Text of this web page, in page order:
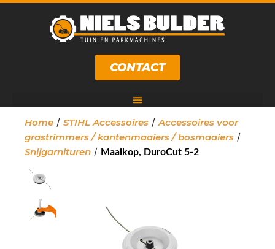
CONTACT
Home / STIHL Accessoires / Accessoires voor
grastrimmers / kantenmaaiers / bosmaaiers /
Snijgarnituren / Maaikop, DuroCut 5-2